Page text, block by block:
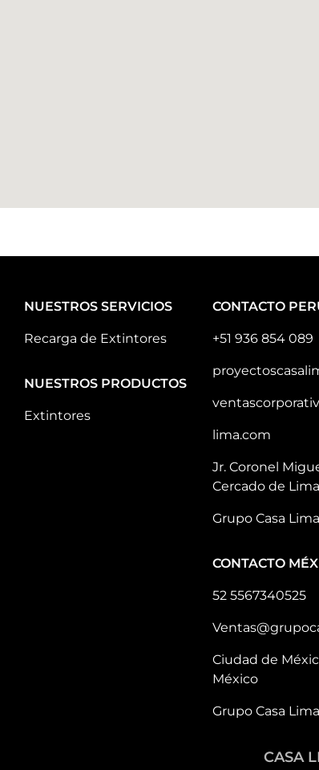
NUESTROS SERVICIOS
Recarga de Extintores
NUESTROS PRODUCTOS
Extintores
CONTACTO
+51 936 854 089
lima.com
Jr. Coronel
Cercado de Lima
Grupo Casa
CONTACTO
52 5567340525
Ciudad de
México
Grupo Casa
CASA